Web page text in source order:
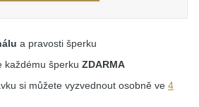
a pravosti šperku
každému šperku ZDARMA
si můžete vyzvednout osobně ve 4